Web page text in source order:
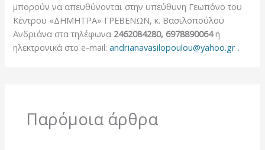
μπορούν να απευθύνονται στην υπεύθυνη Γεωπόνο του
Κέντρου «ΔΗΜΗΤΡΑ» ΓΡΕΒΕΝΩΝ, κ. Βασιλοπούλου
Ανδριάνα στα τηλέφωνα 2462084280, 6978890064ή
ηλεκτρονικά στο e-mail:andrianavasilopoulou@yahoo.gr .
Παρόμοια άρθρα